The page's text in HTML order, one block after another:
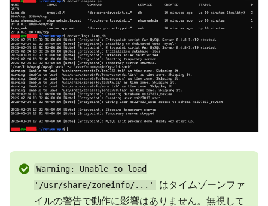
Warning: Unable to load
'/usr/share/zoneinfo/...'
はタイムゾーンファ
イルの警告で動作に影響はありません。無視して